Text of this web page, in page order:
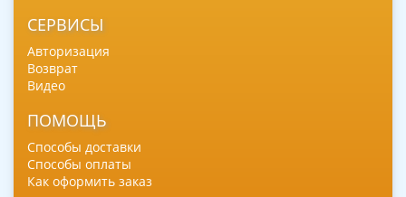
СЕРВИСЫ
Авторизация
Возврат
Видео
ПОМОЩЬ
Способы доставки
Способы оплаты
Как оформить заказ